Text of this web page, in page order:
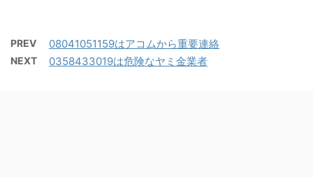
PREV 08041051159はアコムから重要連絡
NEXT 0358433019は危険なヤミ金業者